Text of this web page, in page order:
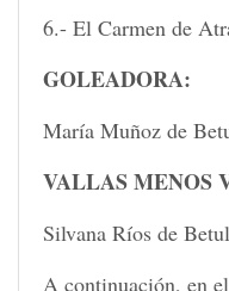
6.- El Carmen de
GOLEADORA:
María Muñoz de
VALLAS MENOS
Silvana Ríos de
A continuación, en